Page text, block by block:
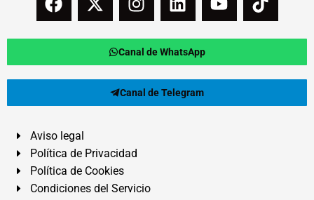
Canal de WhatsApp
Canal de Telegram
Aviso legal
Política de Privacidad
Política de Cookies
Condiciones del Servicio